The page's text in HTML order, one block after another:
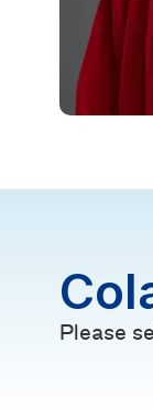
Please